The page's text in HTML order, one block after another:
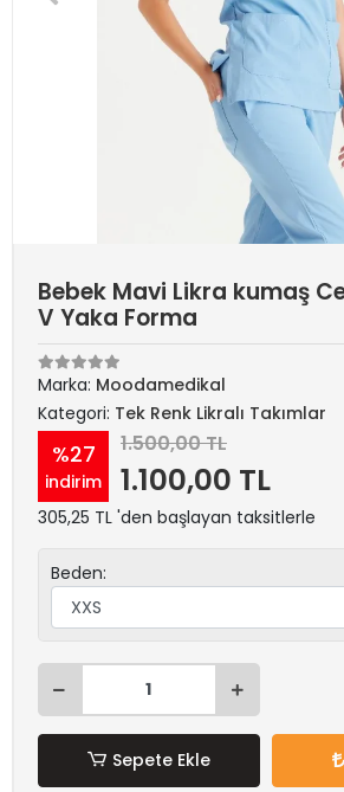
Bebek Mavi Likra kumaş
V Yaka Forma
Marka: Moodamedikal
Kategori: Tek Renk Likralı Takımlar
%27
indirim
1.500,00 TL
1.100,00 TL
305,25 TL 'den başlayan taksitlerle
Beden:
Sepete Ekle